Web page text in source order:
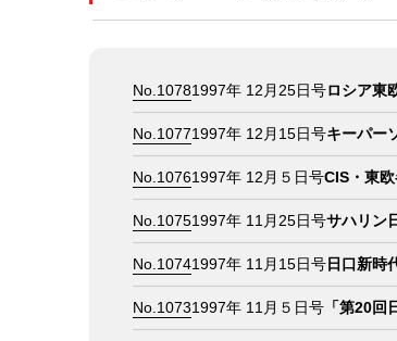
No.10781997年 12月25日号ロシア東
No.10771997年 12月15日号キーパー
No.10761997年 12月５日号CIS・東
No.10751997年 11月25日号サハリン
No.10741997年 11月15日号日口新時
No.10731997年 11月５日号 「第20